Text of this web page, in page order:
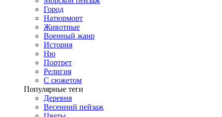
Город
Натюрморт
Животные
Военный жанр
История
Ню
Портрет
Религия
С сюжетом
Популярные теги
Деревня
Весенний пейзаж